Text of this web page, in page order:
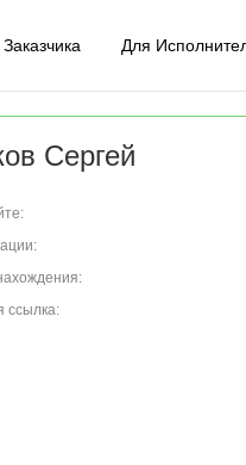
Для
Сергей
ссылка: